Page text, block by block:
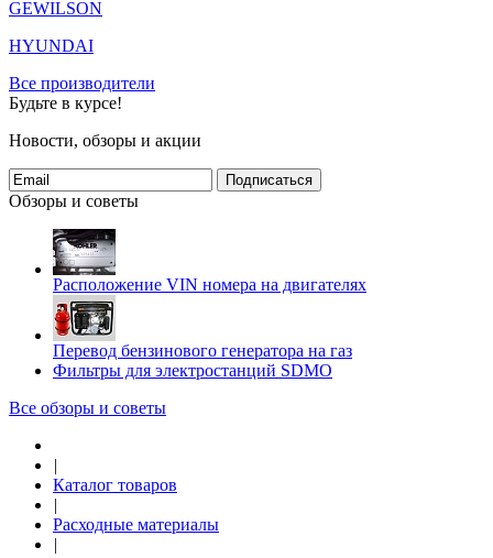
GEWILSON
HYUNDAI
Все производители
Будьте в курсе!
Новости, обзоры и акции
Подписаться
Обзоры и советы
Расположение VIN номера на двигателях
Перевод бензинового генератора на газ
Фильтры для электростанций SDMO
Все обзоры и советы
|
Каталог товаров
|
Расходные материалы
|